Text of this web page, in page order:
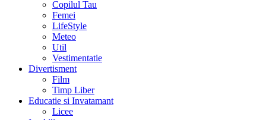
Copilul Tau
Femei
LifeStyle
Meteo
Util
Vestimentatie
Divertisment
Film
Timp Liber
Educatie si Invatamant
Licee